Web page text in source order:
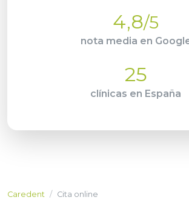
4,8/5
nota media en
25
clínicas en España
Caredent Cita online